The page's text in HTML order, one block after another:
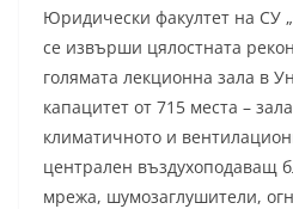
Юридически факултет на СУ
се извърши цялостната
голямата лекционна зала в
капацитет от 715 места –
климатичното и
централен въздухоподаващ
мрежа, шумозаглушители,